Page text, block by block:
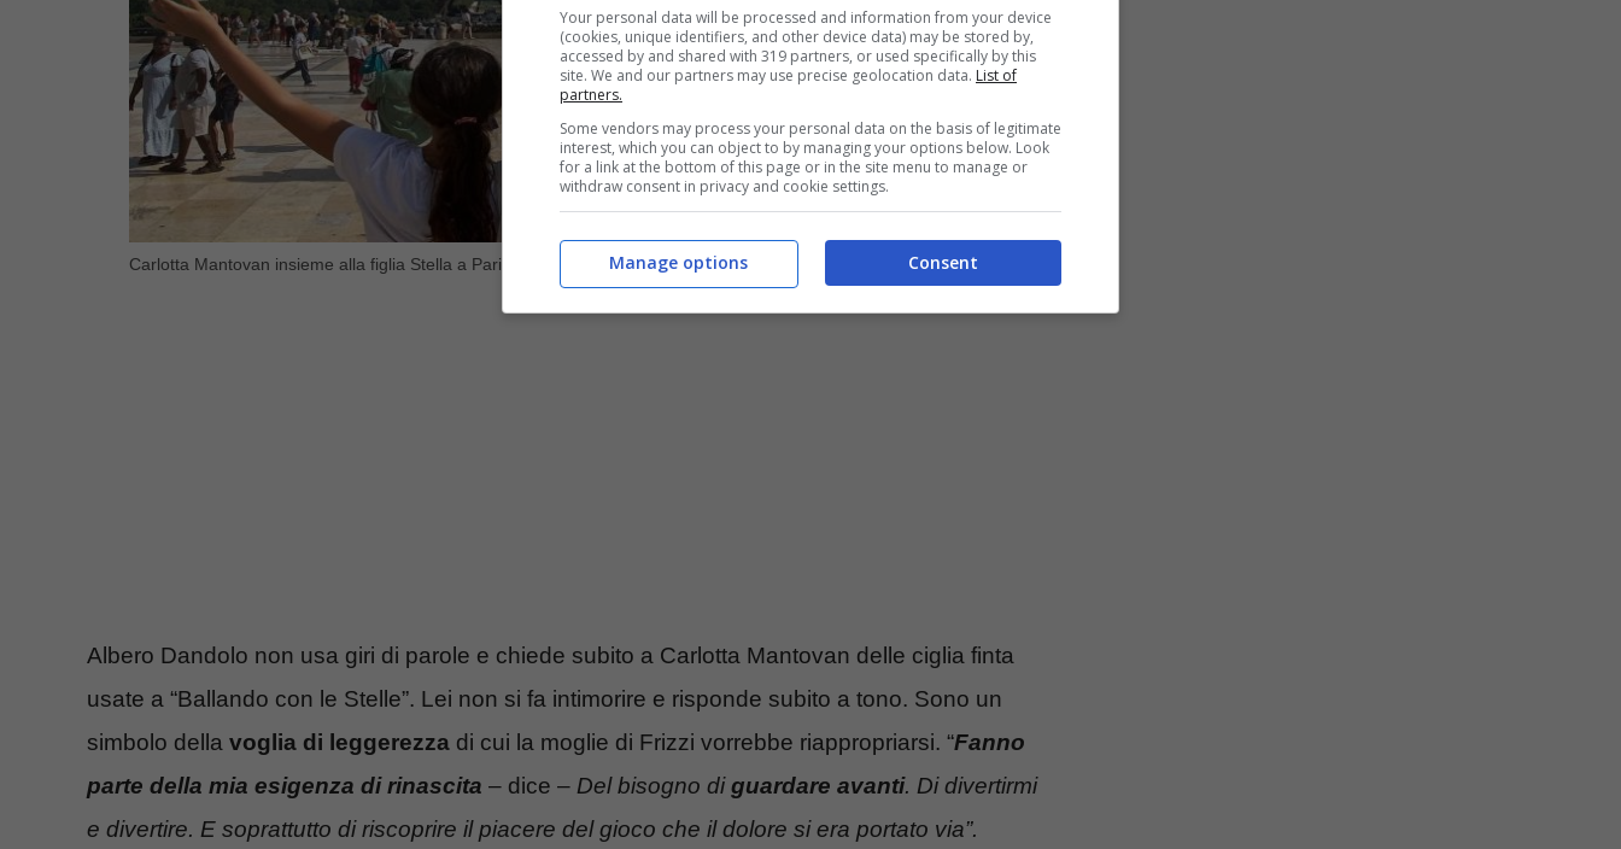
Carlotta Mantovan insieme alla figlia Stella a Parigi (Blueshouse.it)
Albero Dandolo non usa giri di parole e chiede subito a Carlotta Mantovan delle ciglia finta
usate a “Ballando con le Stelle”. Lei non si fa intimorire e risponde subito a tono. Sono un
simbolo della voglia di leggerezza di cui la moglie di Frizzi vorrebbe riappropriarsi. “Fanno
parte della mia esigenza di rinascita – dice – Del bisogno diguardare avanti. Di divertirmi
e divertire. E soprattutto di riscoprire il piacere del gioco che il dolore si era portato via”.
Your personal data will be processed and information from your device
(cookies, unique identifiers, and other device data) may be stored by,
accessed by and shared with 319 partners, or used specifically by this
site. We and our partners may use precise geolocation data. List of
partners.
Some vendors may process your personal data on the basis of legitimate
interest, which you can object to by managing your options below. Look
for a link at the bottom of this page or in the site menu to manage or
withdraw consent in privacy and cookie settings.
Consent
Manage options